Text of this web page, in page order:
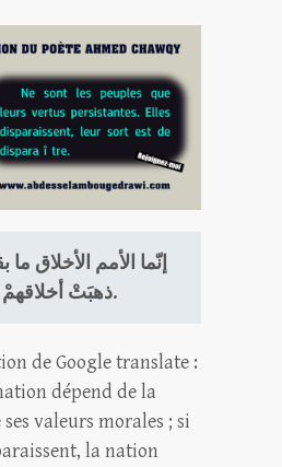
إنّما الأمم الأخلاق
ذهبَتْ أخلاقهمْ ذهبوا.
de Google translate :
dépend de la
valeurs morales ; si
la nation